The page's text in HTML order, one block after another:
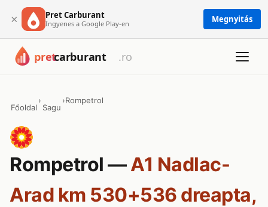
× Pret Carburant
Ingyenes a Google Play-en Megnyitás
Főoldal
›
Sagu
›Rompetrol
Rompetrol —A1 Nadlac-
Arad km 530+536 dreapta,